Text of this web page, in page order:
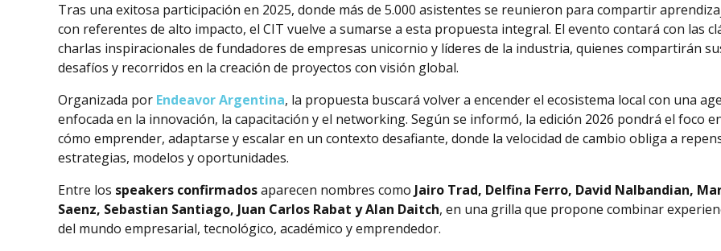
Tras una exitosa participación en 2025, donde más de 5.000 asistentes se reunieron para compartir
con referentes de alto impacto, el CIT vuelve a sumarse a esta propuesta integral. El evento contará con las
charlas inspiracionales de fundadores de empresas unicornio y líderes de la industria, quienes compartirán
desafíos y recorridos en la creación de proyectos con visión global.
Organizada por Endeavor Argentina, la propuesta buscará volver a encender el ecosistema local con una
enfocada en la innovación, la capacitación y el networking. Según se informó, la edición 2026 pondrá el foco
cómo emprender, adaptarse y escalar en un contexto desafiante, donde la velocidad de cambio obliga a
estrategias, modelos y oportunidades.
Entre los speakers confirmadosaparecen nombres como Jairo Trad, Delfina Ferro, David Nalbandian,
Saenz, Sebastian Santiago, Juan Carlos Rabat y Alan Daitch, en una grilla que propone combinar
del mundo empresarial, tecnológico, académico y emprendedor.